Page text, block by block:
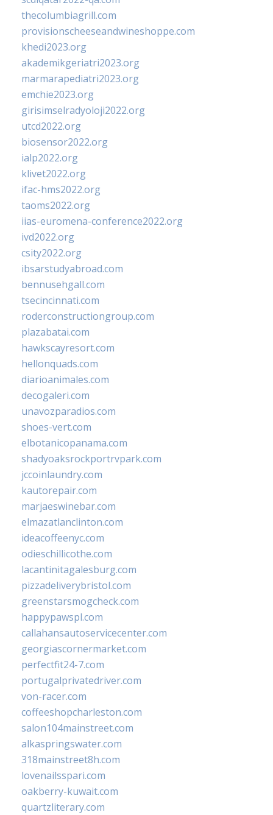
thecolumbiagrill.com
provisionscheeseandwineshoppe.com
khedi2023.org
akademikgeriatri2023.org
marmarapediatri2023.org
emchie2023.org
girisimselradyoloji2022.org
utcd2022.org
biosensor2022.org
ialp2022.org
klivet2022.org
ifac-hms2022.org
taoms2022.org
iias-euromena-conference2022.org
ivd2022.org
csity2022.org
ibsarstudyabroad.com
bennusehgall.com
tsecincinnati.com
roderconstructiongroup.com
plazabatai.com
hawkscayresort.com
hellonquads.com
diarioanimales.com
decogaleri.com
unavozparadios.com
shoes-vert.com
elbotanicopanama.com
shadyoaksrockportrvpark.com
jccoinlaundry.com
kautorepair.com
marjaeswinebar.com
elmazatlanclinton.com
ideacoffeenyc.com
odieschillicothe.com
lacantinitagalesburg.com
pizzadeliverybristol.com
greenstarsmogcheck.com
happypawspl.com
callahansautoservicecenter.com
georgiascornermarket.com
perfectfit24-7.com
portugalprivatedriver.com
von-racer.com
coffeeshopcharleston.com
salon104mainstreet.com
alkaspringswater.com
318mainstreet8h.com
lovenailsspari.com
oakberry-kuwait.com
quartzliterary.com